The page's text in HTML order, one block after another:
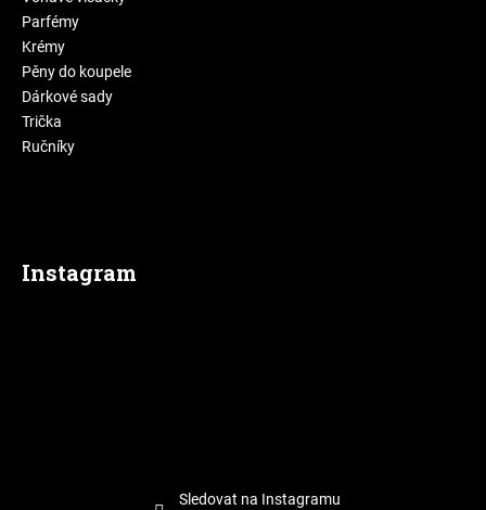
Parfémy
Krémy
Pěny do koupele
Dárkové sady
Trička
Ručníky
Instagram
Sledovat na Instagramu